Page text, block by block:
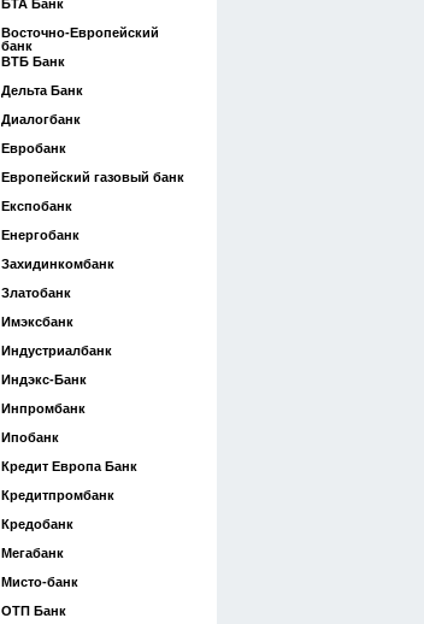
БТА Банк
Восточно-Европейский
банк
ВТБ Банк
Дельта Банк
Диалогбанк
Евробанк
Европейский газовый банк
Експобанк
Енергобанк
Захидинкомбанк
Златобанк
Имэксбанк
Индустриалбанк
Индэкс-Банк
Инпромбанк
Ипобанк
Кредит Европа Банк
Кредитпромбанк
Кредобанк
Мегабанк
Мисто-банк
ОТП Банк